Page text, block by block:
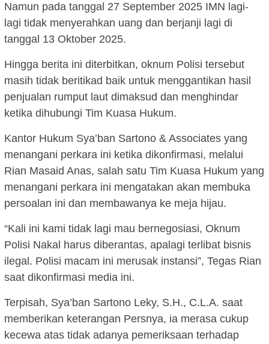
Namun pada tanggal 27 September 2025 IMN lagi-
lagi tidak menyerahkan uang dan berjanji lagi di
tanggal 13 Oktober 2025.
Hingga berita ini diterbitkan, oknum Polisi tersebut
masih tidak beritikad baik untuk menggantikan hasil
penjualan rumput laut dimaksud dan menghindar
ketika dihubungi Tim Kuasa Hukum.
Kantor Hukum Sya’ban Sartono & Associates yang
menangani perkara ini ketika dikonfirmasi, melalui
Rian Masaid Anas, salah satu Tim Kuasa Hukum yang
menangani perkara ini mengatakan akan membuka
persoalan ini dan membawanya ke meja hijau.
“Kali ini kami tidak lagi mau bernegosiasi, Oknum
Polisi Nakal harus diberantas, apalagi terlibat bisnis
ilegal. Polisi macam ini merusak instansi”, Tegas Rian
saat dikonfirmasi media ini.
Terpisah, Sya’ban Sartono Leky, S.H., C.L.A. saat
memberikan keterangan Persnya, ia merasa cukup
kecewa atas tidak adanya pemeriksaan terhadap